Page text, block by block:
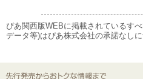
ぴあ関西版WEBに掲載されているす
データ等)はぴあ株式会社の承諾なし